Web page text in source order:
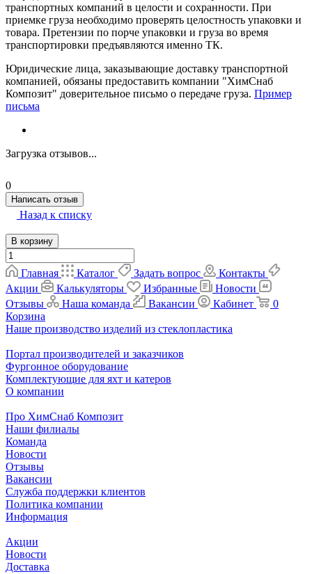
транспортных компаний в целости и сохранности. При
приемке груза необходимо проверять целостность упаковки и
товара. Претензии по порче упаковки и груза во время
транспортировки предъявляются именно ТК.
Юридические лица, заказывающие доставку транспортной
компанией, обязаны предоставить компании "ХимСнаб
Композит" доверительное письмо о передаче груза. Пример
письма
Загрузка отзывов...
0
Написать отзыв
Назад к списку
В корзину
Главная Каталог Задать вопрос
Контакты
Акции
Калькуляторы Избранные
Новости
Отзывы
Наша команда Вакансии Кабинет
0
Корзина
Наше производство изделий из стеклопластика
Портал производителей и заказчиков
Фургонное оборудование
Комплектующие для яхт и катеров
О компании
Про ХимСнаб Композит
Наши филиалы
Команда
Новости
Отзывы
Вакансии
Служба поддержки клиентов
Политика компании
Информация
Акции
Новости
Доставка